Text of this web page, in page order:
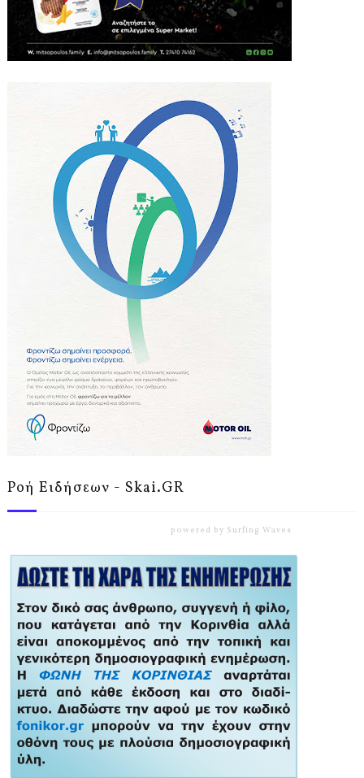
Ροή Ειδήσεων - Skai.GR
powered by Surfing Waves